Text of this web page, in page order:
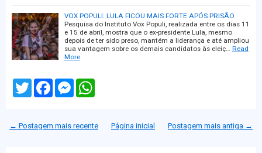
VOX POPULI: LULA FICOU MAIS FORTE APÓS PRISÃO
Pesquisa do Instituto Vox Populi, realizada entre os dias 11
e 15 de abril, mostra que o ex-presidente Lula, mesmo
depois de ter sido preso, mantém a liderança e até ampliou
sua vantagem sobre os demais candidatos às eleiç… Read
More
T
w
e
F
o
M
n
A
← Postagem mais recente Postagem mais antiga →
Página inicial